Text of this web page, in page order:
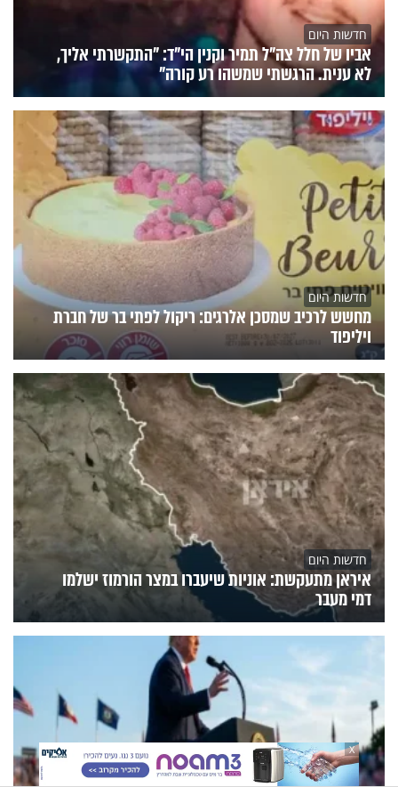
חדשות היום
אביו של חלל צה"ל תמיר וקנין הי"ד: "התקשרתי אליך,
לא ענית. הרגשתי שמשהו רע קורה"
חדשות היום
מחשש לרכיב שמסכן אלרגים: ריקול לפתי בר של חברת
ויליפוד
חדשות היום
איראן מתעקשת: אוניות שיעברו במצר הורמוז ישלמו
דמי מעבר
X